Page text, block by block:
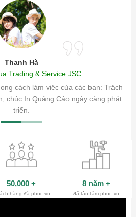
Thanh Hà
Trading & Service JSC
cách làm việc của các bạn: Trách
chúc In Quảng Cáo ngày càng phát
triển.
50,000 +
hàng đã phục vụ
8 năm +
đã tận tâm phục vụ